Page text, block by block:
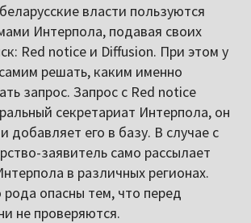
власти пользуются
Интерпола, подавая своих
Red notice и Diffusion. При этом у
решать, каким именно
запрос. Запрос с Red notice
секретариат Интерпола, он
добавляет его в базу. В случае с
заявитель само рассылает
в различных регионах.
рода опасны тем, что перед
не проверяются.